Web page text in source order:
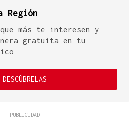
Región
más te interesen y
gratuita en tu
DESCÚBRELAS